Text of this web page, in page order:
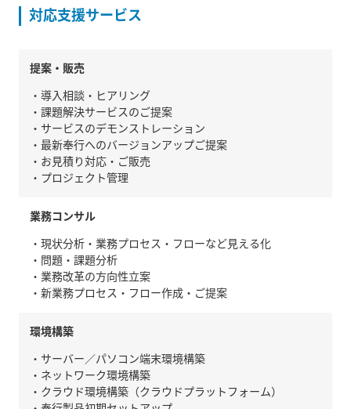
対応支援サービス
提案・販売
・導入相談・ヒアリング
・課題解決サービスのご提案
・サービスのデモンストレーション
・最新奉行へのバージョンアップご提案
・お見積り対応・ご販売
・プロジェクト管理
業務コンサル
・現状分析・業務プロセス・フローなど見える化
・問題・課題分析
・業務改革の方向性立案
・新業務プロセス・フロー作成・ご提案
環境構築
・サーバー／パソコン端末環境構築
・ネットワーク環境構築
・クラウド環境構築（クラウドプラットフォーム）